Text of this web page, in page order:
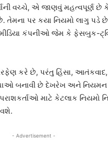
વચ્ચે, એ જાણવું મહત્વપૂર્ણ છે કે
તેમના પર કયા નિયમો લાગુ
કંપનીઓ જેમ કે ફેસબુક-
કરે છે, પરંતુ હિંસા,
બનાવી છે દેખરેખ અને નિયમન
માટે કેટલાક નિયમો
- Advertisement -